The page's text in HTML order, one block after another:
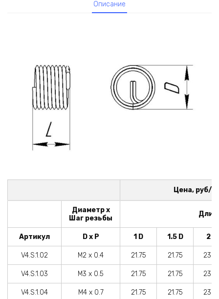
Описание
Цена, руб/
Диаметр x
Шаг резьбы
Артикул D x P 1 D 1.5 D 2 D
V4.S.1.02 M2 x 0.4 21.75 21.75
V4.S.1.03 M3 x 0.5 21.75 21.75
V4.S.1.04 M4 x 0.7 21.75 21.75